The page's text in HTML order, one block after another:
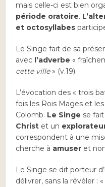
mais celle-ci est bien
période oratoire.
et octosyllabes
Le Singe fait de sa
avec l’adverbe «
cette ville» (v.19).
L’évocation des « trois
fois les Rois Mages et
Colomb. Le Singe se
Christ et un
correspondent à une
cherche à amuser et
Le Singe se dit porteur
délivrer, sans la révéler : «